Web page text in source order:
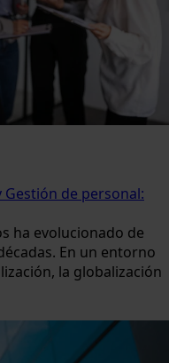
de personal:
ha evolucionado de
En un entorno
la globalización